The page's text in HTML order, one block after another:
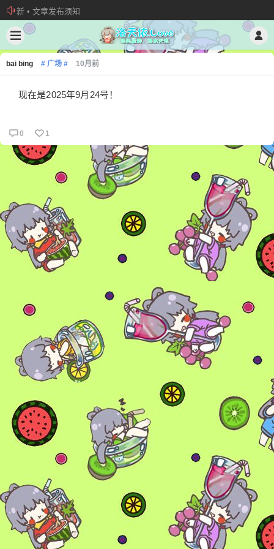
新 • 文章发布须知
欢迎加入“VOCALOID洛天依“QQ群！
加入本站管理团队
bai bing # 广场 # 10月前
现在是2025年9月24号！
0 1
您没有权限发布内容，请购买会员或者提升权
限。
6位以上
6位以上
忘记密码？ 找回 登录